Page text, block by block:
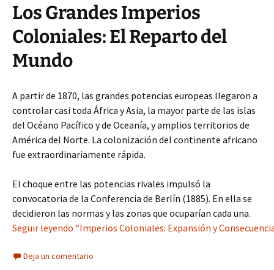
Los Grandes Imperios
Coloniales: El Reparto del
Mundo
A partir de 1870, las grandes potencias europeas llegaron a
controlar casi toda África y Asia, la mayor parte de las islas
del Océano Pacífico y de Oceanía, y amplios territorios de
América del Norte. La colonización del continente africano
fue extraordinariamente rápida.
El choque entre las potencias rivales impulsó la
convocatoria de la Conferencia de Berlín (1885). En ella se
decidieron las normas y las zonas que ocuparían cada una.
Seguir leyendo “Imperios Coloniales: Expansión y
Deja un comentario